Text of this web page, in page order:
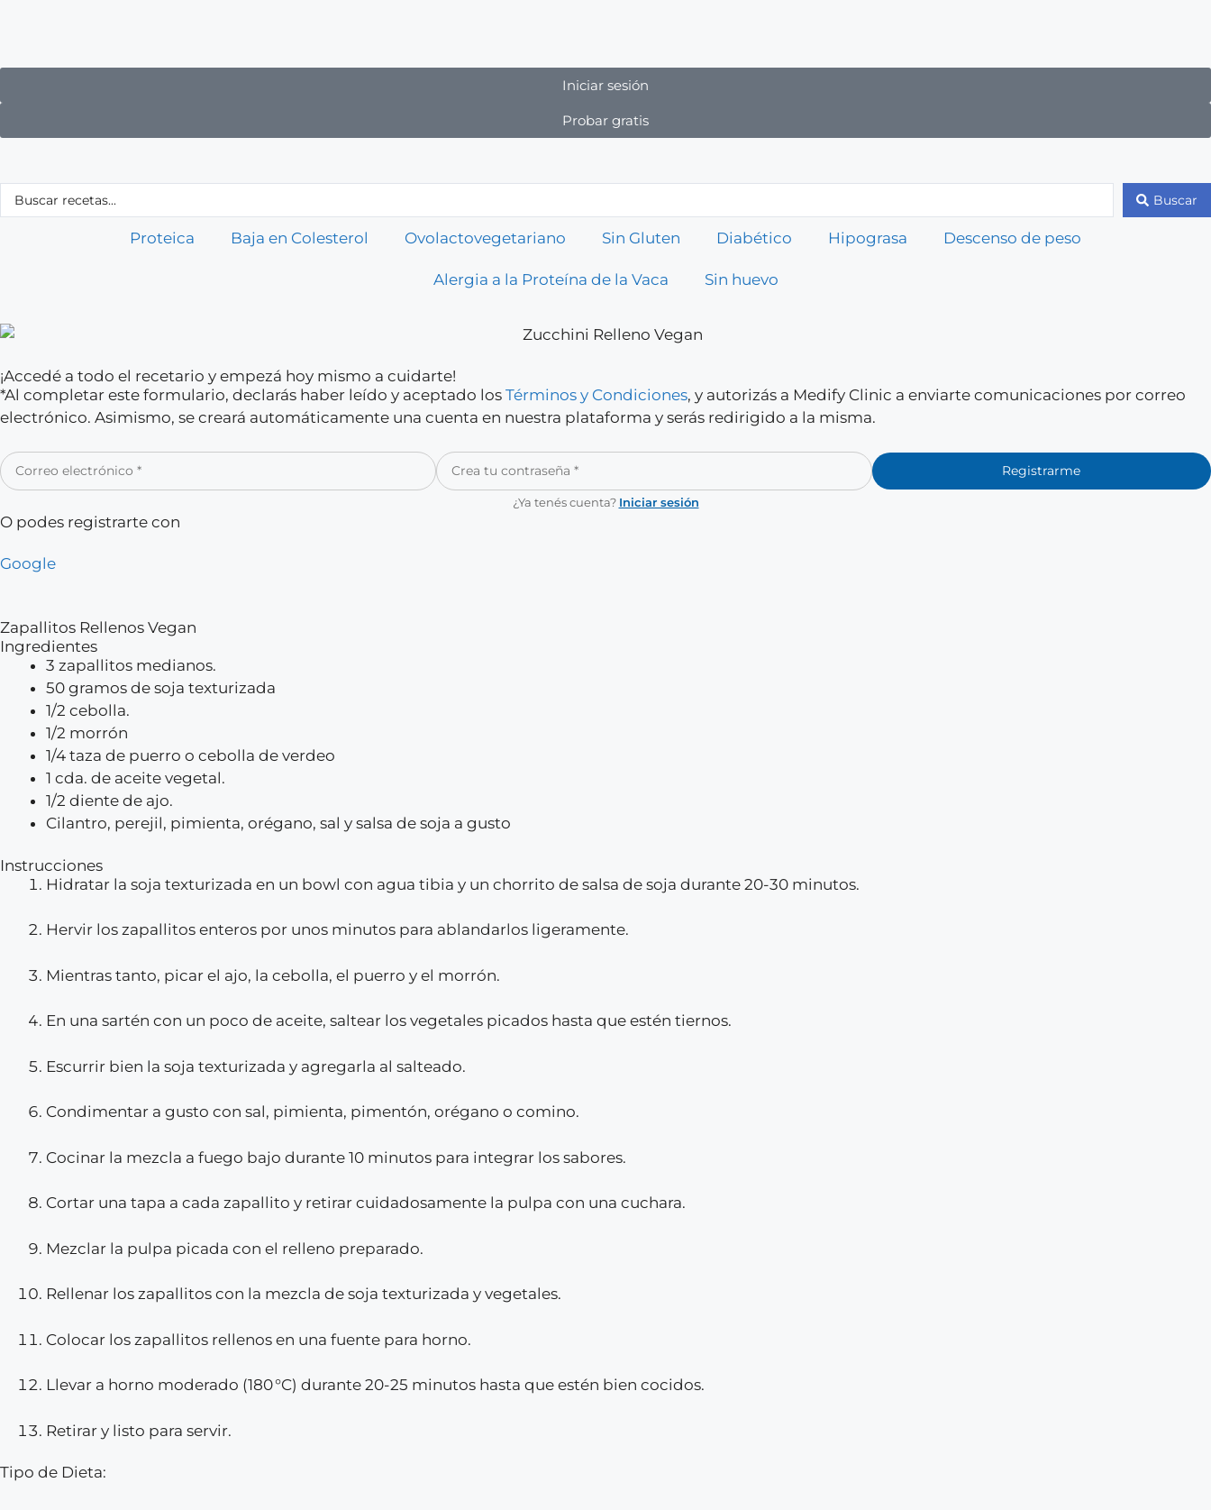
Iniciar sesión
Probar gratis
Buscar
Proteica Baja en Colesterol Ovolactovegetariano Sin Gluten Diabético Hipograsa Descenso de peso
Alergia a la Proteína de la Vaca Sin huevo
¡Accedé a todo el recetario y empezá hoy mismo a cuidarte!
*Al completar este formulario, declarás haber leído y aceptado los Términos y Condiciones, y autorizás a Medify Clinic a enviarte comunicaciones por correo
electrónico. Asimismo, se creará automáticamente una cuenta en nuestra plataforma y serás redirigido a la misma.
Registrarme
¿Ya tenés cuenta? Iniciar sesión
O podes registrarte con
Google
Zapallitos Rellenos Vegan
Ingredientes
3 zapallitos medianos.
50 gramos de soja texturizada
1/2 cebolla.
1/2 morrón
1/4 taza de puerro o cebolla de verdeo
1 cda. de aceite vegetal.
1/2 diente de ajo.
Cilantro, perejil, pimienta, orégano, sal y salsa de soja a gusto
Instrucciones
Hidratar la soja texturizada en un bowl con agua tibia y un chorrito de salsa de soja durante 20-30 minutos.
Hervir los zapallitos enteros por unos minutos para ablandarlos ligeramente.
Mientras tanto, picar el ajo, la cebolla, el puerro y el morrón.
En una sartén con un poco de aceite, saltear los vegetales picados hasta que estén tiernos.
Escurrir bien la soja texturizada y agregarla al salteado.
Condimentar a gusto con sal, pimienta, pimentón, orégano o comino.
Cocinar la mezcla a fuego bajo durante 10 minutos para integrar los sabores.
Cortar una tapa a cada zapallito y retirar cuidadosamente la pulpa con una cuchara.
Mezclar la pulpa picada con el relleno preparado.
Rellenar los zapallitos con la mezcla de soja texturizada y vegetales.
Colocar los zapallitos rellenos en una fuente para horno.
Llevar a horno moderado (180 °C) durante 20-25 minutos hasta que estén bien cocidos.
Retirar y listo para servir.
Tipo de Dieta: